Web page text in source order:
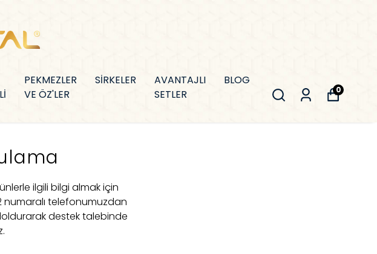
PEKMEZLER
VE ÖZ'LER
SİRKELER
AVANTAJLI
SETLER
BLOG
0
ilgili bilgi almak için
numaralı telefonumuzdan
destek talebinde